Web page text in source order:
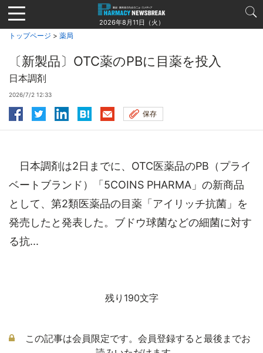
Jump
to
navigation
2026年8月11日（火）
トップページ > 薬局
〔新製品〕OTC薬のPBに目薬を投入
日本調剤
2026/7/2 12:33
保存
日本調剤は2日までに、OTC医薬品のPB（プライ
ベートブランド）「5COINS PHARMA」の新商品
として、第2類医薬品の目薬「アイリッチ抗菌」を
発売したと発表した。ブドウ球菌などの細菌に対す
る抗...
残り190文字
この記事は会員限定です。会員登録すると最後までお